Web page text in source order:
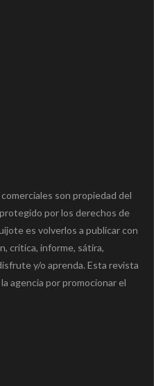
son propiedad del
por los derechos de
es volverlos a publicar con
crítica, informe, sátira,
y/o aprenda. Esta revista
agencia por promocionar el